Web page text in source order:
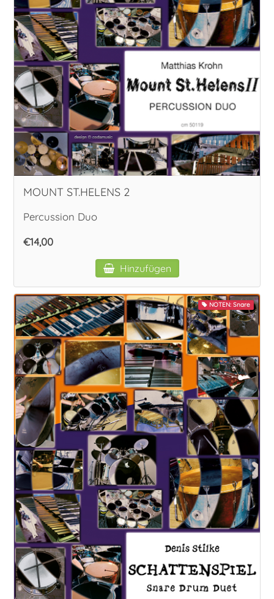
MOUNT ST.HELENS 2
Percussion Duo
€14,00
Hinzufügen
NOTEN: Snare